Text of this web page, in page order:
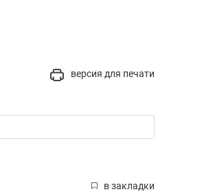
версия для печати
в закладки